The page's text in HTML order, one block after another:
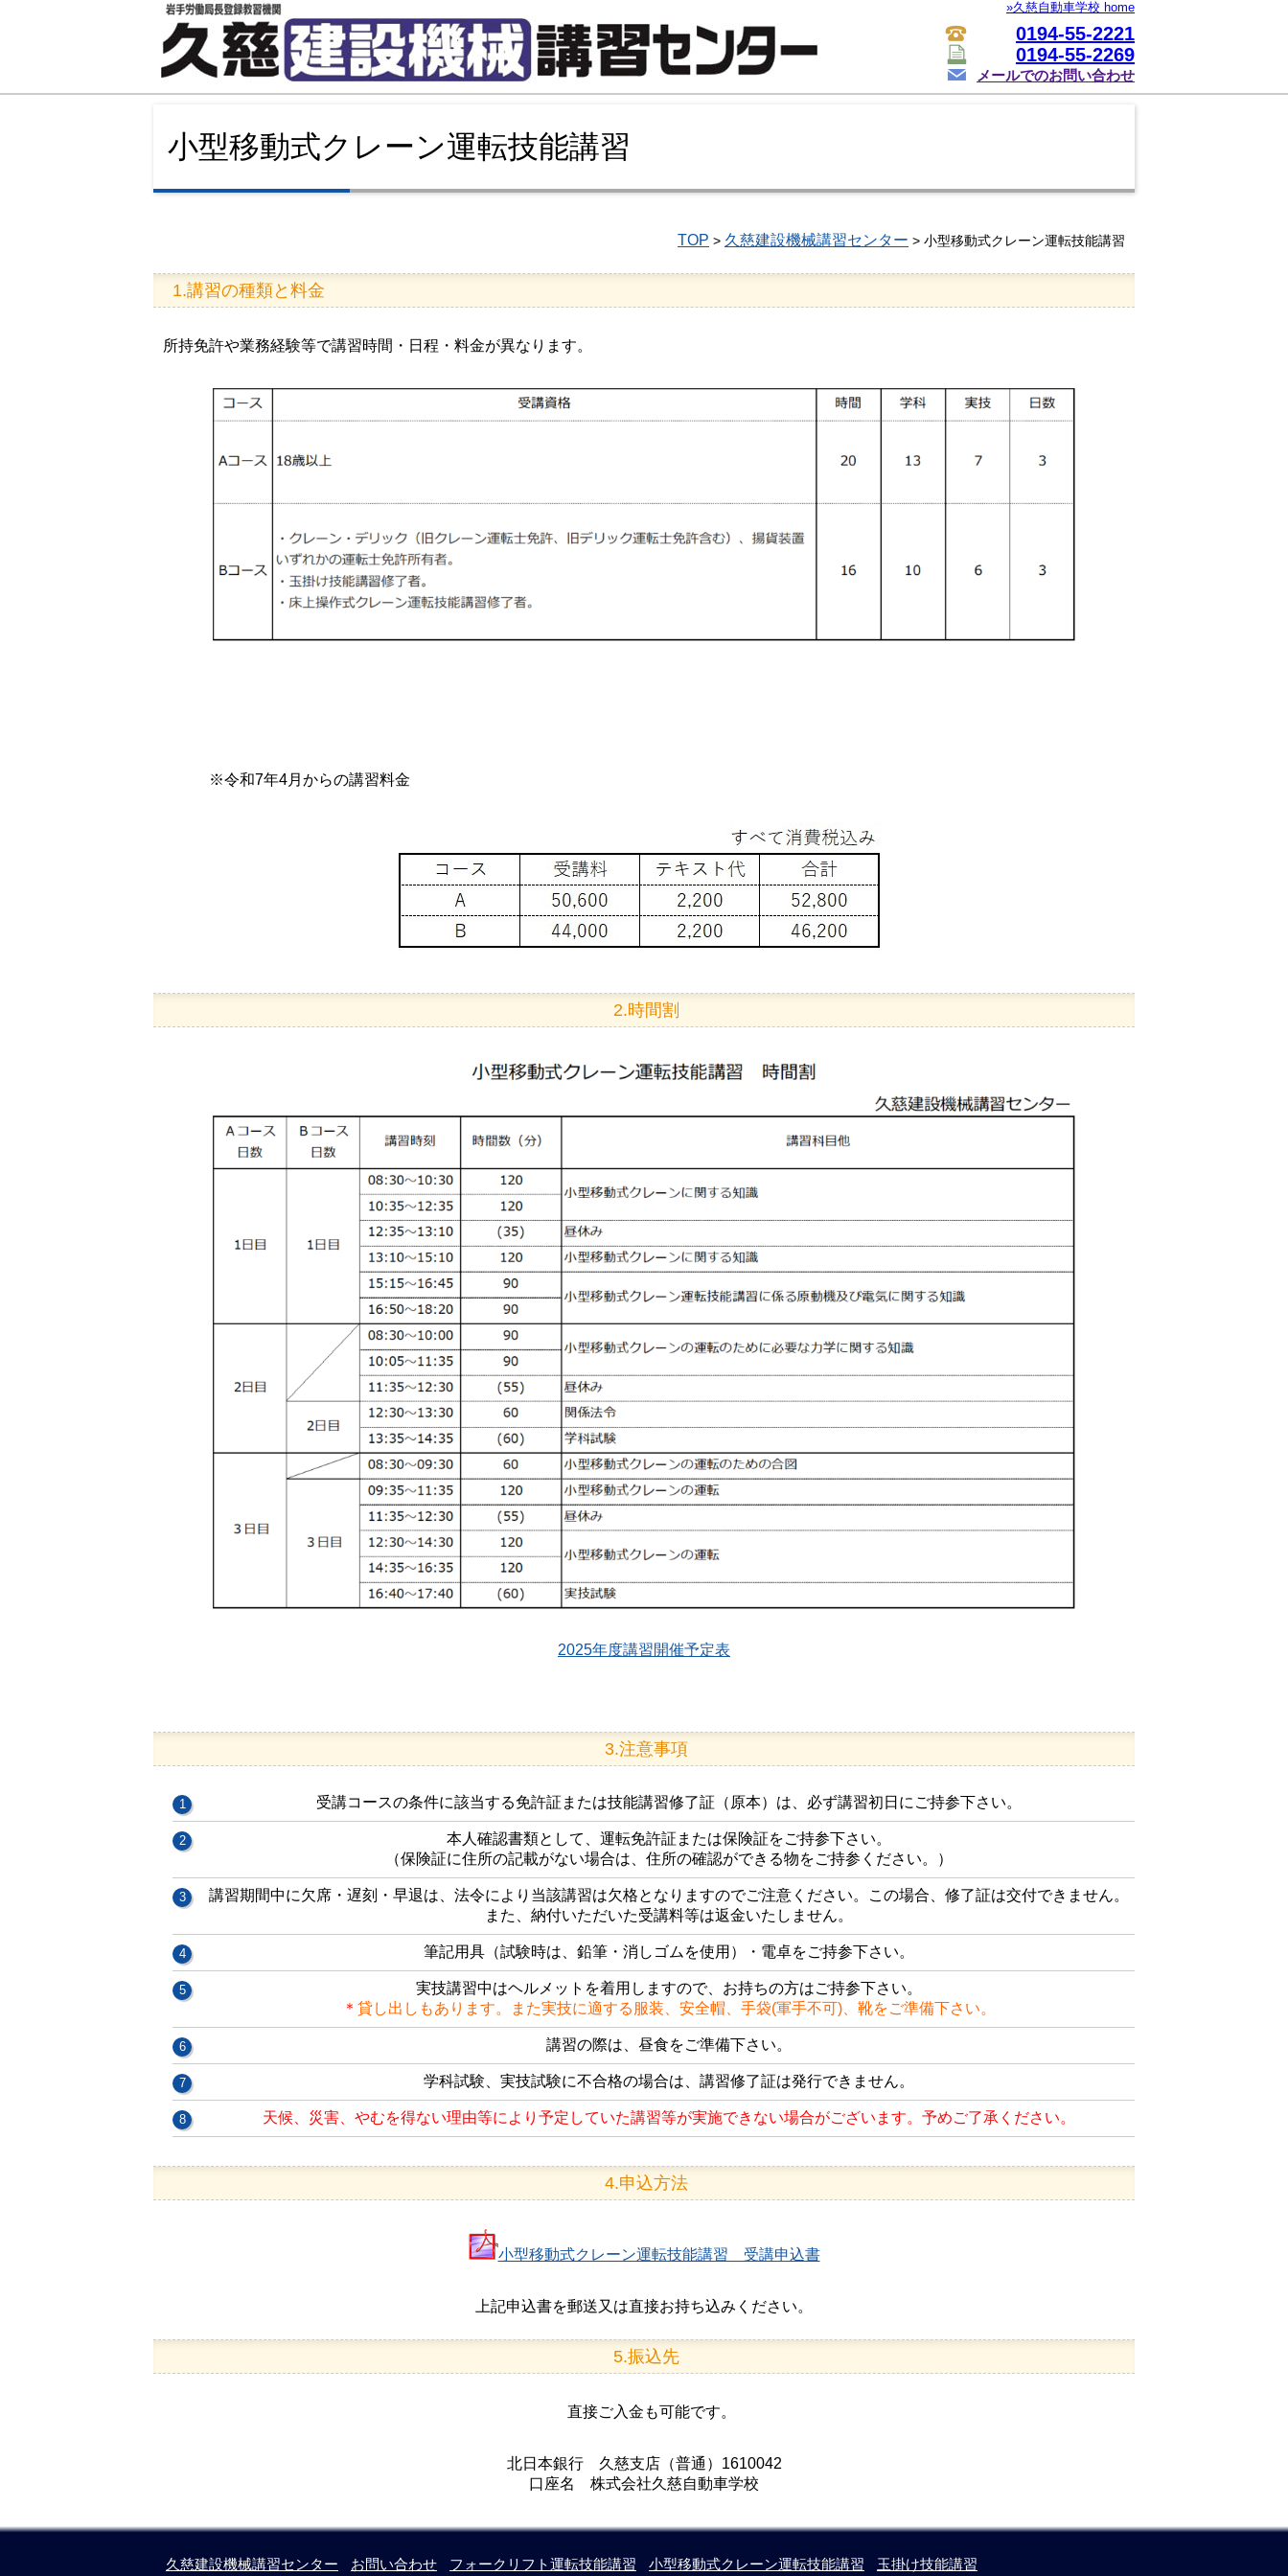
»久慈自動車学校 home
0194-55-2221
0194-55-2269
メールでのお問い合わせ
小型移動式クレーン運転技能講習
TOP > 久慈建設機械講習センター > 小型移動式クレーン運転技能講習
1.講習の種類と料金
所持免許や業務経験等で講習時間・日程・料金が異なります。
※令和7年4月からの講習料金
2.時間割
2025年度講習開催予定表
3.注意事項
受講コースの条件に該当する免許証または技能講習修了証（原本）は、必ず講習初日にご持参下さい。
本人確認書類として、運転免許証または保険証をご持参下さい。
（保険証に住所の記載がない場合は、住所の確認ができる物をご持参ください。）
講習期間中に欠席・遅刻・早退は、法令により当該講習は欠格となりますのでご注意ください。この場合、修了証は交付できません。
また、納付いただいた受講料等は返金いたしません。
筆記用具（試験時は、鉛筆・消しゴムを使用）・電卓をご持参下さい。
実技講習中はヘルメットを着用しますので、お持ちの方はご持参下さい。
＊ 貸し出しもあります。また実技に適する服装、安全帽、手袋(軍手不可)、靴をご準備下さい。
講習の際は、昼食をご準備下さい。
学科試験、実技試験に不合格の場合は、講習修了証は発行できません。
天候、災害、やむを得ない理由等により予定していた講習等が実施できない場合がございます。予めご了承ください。
4.申込方法
小型移動式クレーン運転技能講習 受講申込書
上記申込書を郵送又は直接お持ち込みください。
5.振込先
直接ご入金も可能です。
北日本銀行 久慈支店（普通）1610042
口座名 株式会社久慈自動車学校
久慈建設機械講習センター お問い合わせ フォークリフト運転技能講習 小型移動式クレーン運転技能講習 玉掛け技能講習